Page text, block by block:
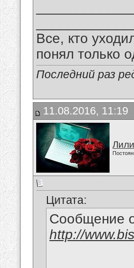
Все, кто
понял только
Последний раз
11.08.2016, 11:19
Цитата:
Сообщение
http://